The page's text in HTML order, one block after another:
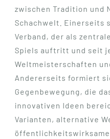
zwischen Tradition und
Schachwelt. Einerseits
Verband, der als
Spiels auftritt und seit
Weltmeisterschaften
Andererseits formiert
Gegenbewegung, die
innovativen Ideen
Varianten, alternative